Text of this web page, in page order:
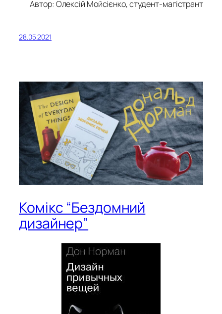
Автор: Олексій Мойсієнко, студент-магістрант
28.05.2021
Комікс “Бездомний
дизайнер”